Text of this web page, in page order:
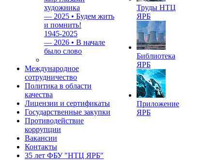
художника
— 2025 • Будем жить
и помнить!
1945-2025
— 2026 • В начале
было слово
Международное
сотрудничество
Политика в области
качества
Лицензии и сертификаты
Государственные закупки
Противодействие
коррупции
Вакансии
Контакты
35 лет ФБУ "НТЦ ЯРБ"
Труды НТЦ
ЯРБ
Библиотека
ЯРБ
Приложение
ЯРБ